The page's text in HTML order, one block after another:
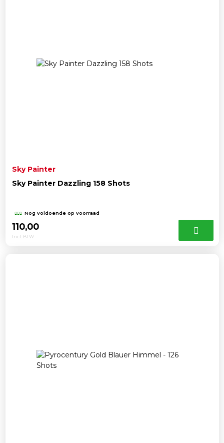
Sky Painter
Sky Painter Dazzling 158 Shots
Nog voldoende op voorraad
110,00
Incl. BTW